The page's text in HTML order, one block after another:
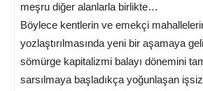
meşru diğer alanlarla birlikte…
Böylece kentlerin ve emekçi
yozlaştırılmasında yeni bir aşamaya
sömürge kapitalizmi balayı dönemini
sarsılmaya başladıkça yoğunlaşan